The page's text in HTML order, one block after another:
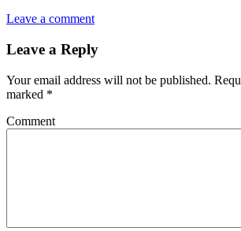
Leave a comment
Leave a Reply
Your email address will not be published.
marked *
Comment